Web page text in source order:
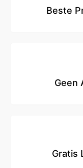
Beste
Geen
Gratis